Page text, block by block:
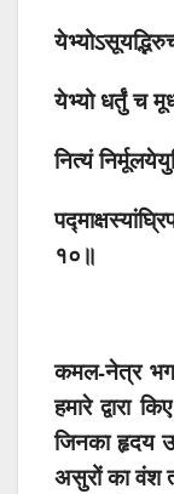
येभ्यो धर्तुं च
नित्यं
१०॥
कमल-नेत्र
हमारे द्वारा
जिनका हृदय
असुरों का वंश